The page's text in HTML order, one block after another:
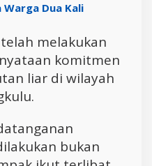
Dua Kali
melakukan
komitmen
liar di wilayah
bukan